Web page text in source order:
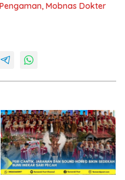
Mobnas Dokter